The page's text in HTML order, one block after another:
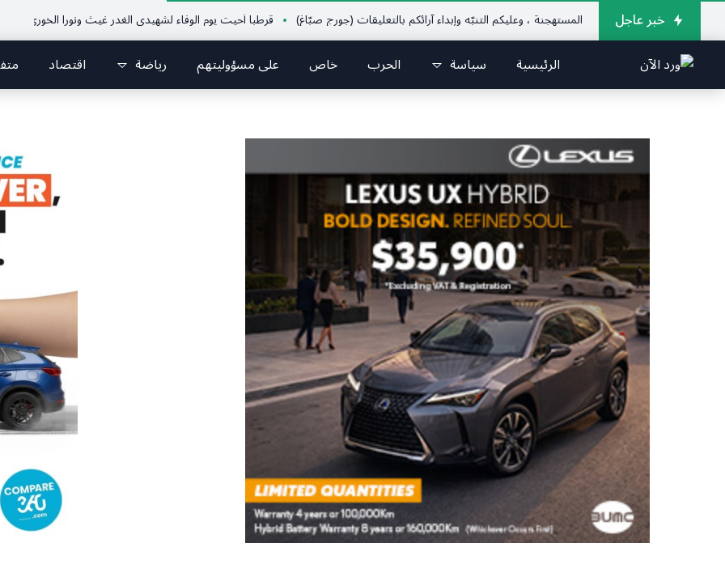
خبر عاجل
بالصُور واللقطات المستهجنة ، وعليكم التنبّه وإبداء آرائكم بالتعليقات (جورج صبّاغ) قرطبا أحيت يوم الوفاء لشهيدي الغدر غيث ونورا الخوري وشهداء ٤ آب من أبناء البلدة.. كارين الخوري افرام: لقد كان بيتنا، بوجود والدي، ينبض دائماً بالحياة، ويجمع الأهل والمحبين. وحاول الغدر والشرّ إقفاله لكنه لم يستطع لأنه بيت رسالة وتاريخ وإيمان وقيم مستمرة (صور وVideo)
الرئيسية سياسة الحرب خاص على مسؤوليتهم رياضة اقتصاد